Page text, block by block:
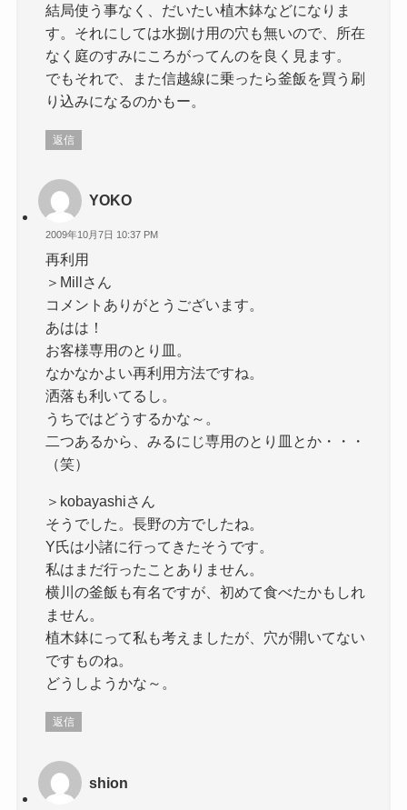
結局使う事なく、だいたい植木鉢などになりま
す。それにしては水捌け用の穴も無いので、所在
なく庭のすみにころがってんのを良く見ます。
でもそれで、また信越線に乗ったら釜飯を買う刷
り込みになるのかもー。
返信
YOKO
2009年10月7日 10:37 PM
再利用
＞Millさん
コメントありがとうございます。
あはは！
お客様専用のとり皿。
なかなかよい再利用方法ですね。
洒落も利いてるし。
うちではどうするかな～。
二つあるから、みるにじ専用のとり皿とか・・・
（笑）
＞kobayashiさん
そうでした。長野の方でしたね。
Y氏は小諸に行ってきたそうです。
私はまだ行ったことありません。
横川の釜飯も有名ですが、初めて食べたかもしれ
ません。
植木鉢にって私も考えましたが、穴が開いてない
ですものね。
どうしようかな～。
返信
shion